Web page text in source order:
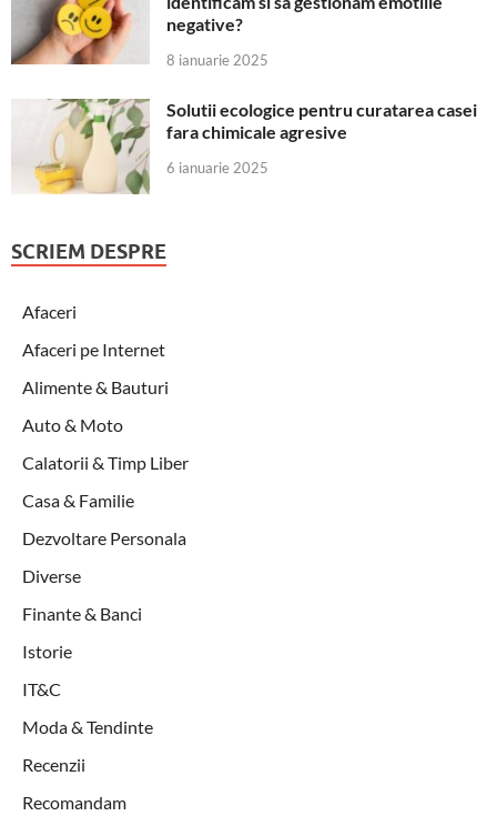
negative?
8 ianuarie 2025
Solutii ecologice pentru curatarea casei
fara chimicale agresive
6 ianuarie 2025
SCRIEM DESPRE
Afaceri
Afaceri pe Internet
Alimente & Bauturi
Auto & Moto
Calatorii & Timp Liber
Casa & Familie
Dezvoltare Personala
Diverse
Finante & Banci
Istorie
IT&C
Moda & Tendinte
Recenzii
Recomandam